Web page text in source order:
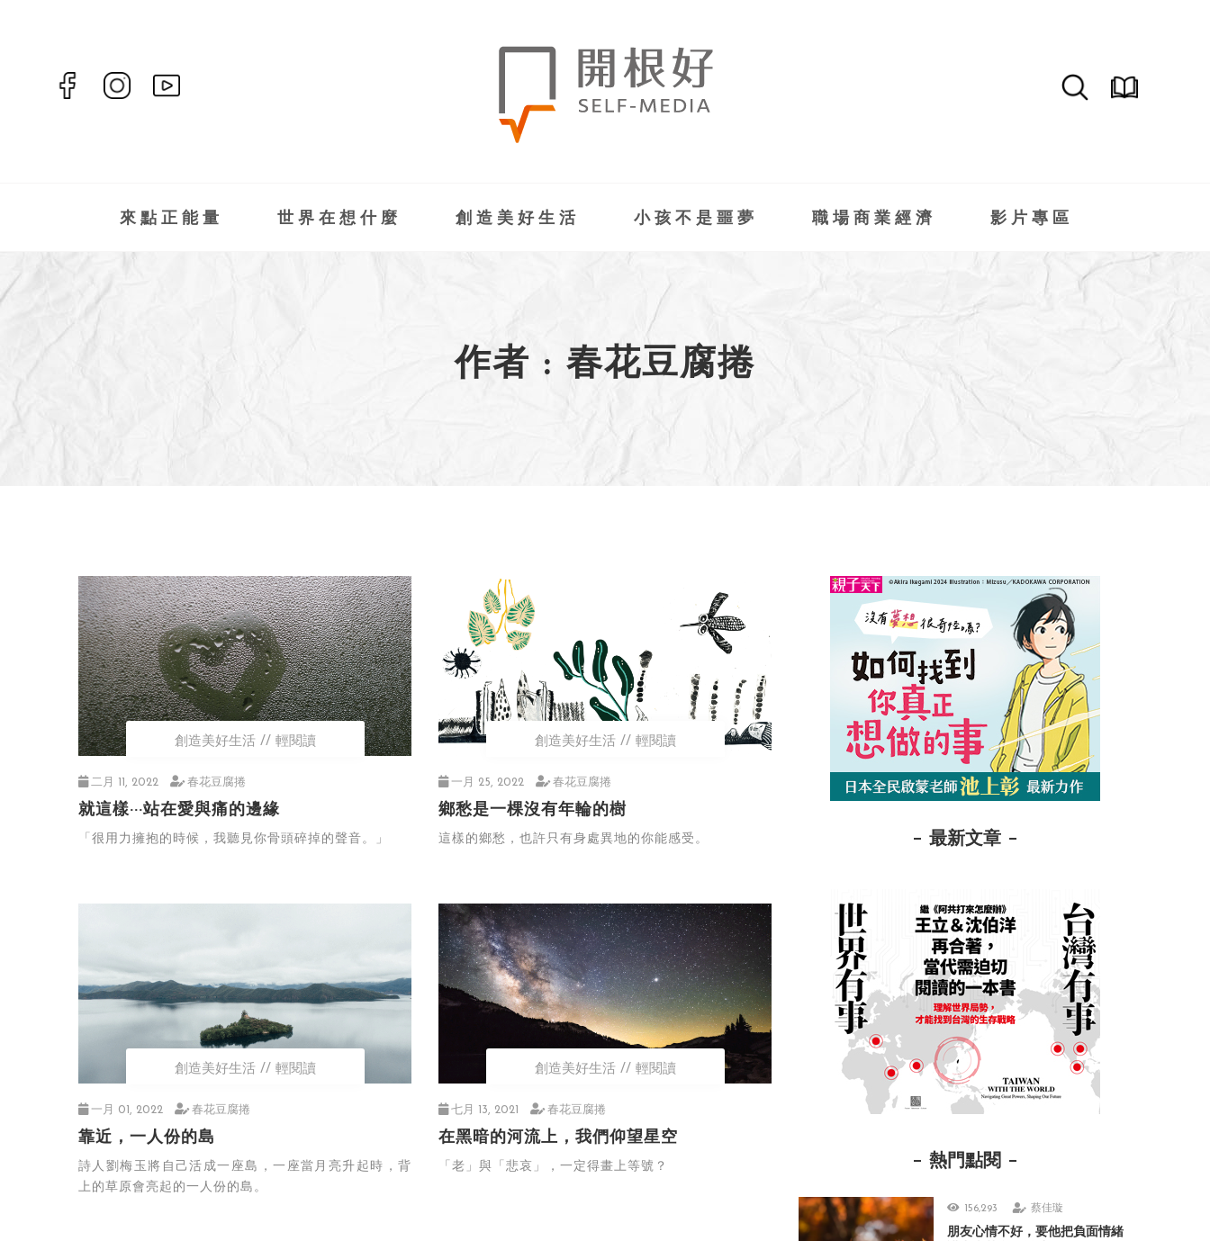
來點正能量 世界在想什麼 創造美好生活 小孩不是噩夢 職場商業經濟 影片專區
作者 : 春花豆腐捲
創造美好生活 輕閱讀
二月 11, 2022 春花豆腐捲
就這樣···站在愛與痛的邊緣
「很用力擁抱的時候，我聽見你骨頭碎掉的聲音。」
創造美好生活 輕閱讀
一月 25, 2022 春花豆腐捲
鄉愁是一棵沒有年輪的樹
這樣的鄉愁，也許只有身處異地的你能感受。
創造美好生活 輕閱讀
一月 01, 2022 春花豆腐捲
靠近，一人份的島
詩人劉梅玉將自己活成一座島，一座當月亮升起時，背
上的草原會亮起的一人份的島。
創造美好生活 輕閱讀
七月 13, 2021 春花豆腐捲
在黑暗的河流上，我們仰望星空
「老」與「悲哀」，一定得畫上等號？
最新文章
熱門點閱
156,293 蔡佳璇
朋友心情不好，要他把負面情緒